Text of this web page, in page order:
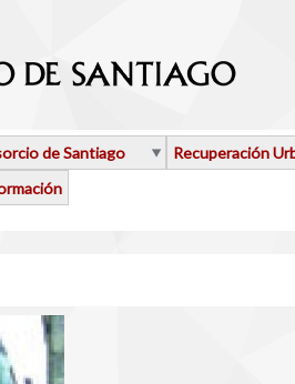
de Santiago
Recuperación